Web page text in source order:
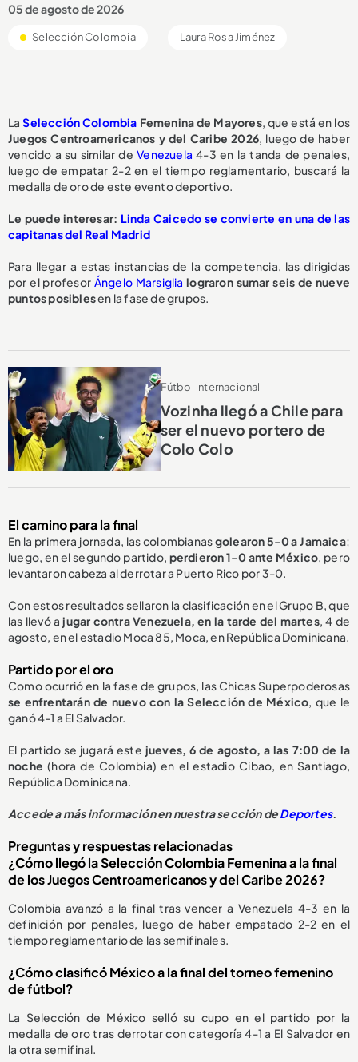
05 de agosto de 2026
Selección Colombia Laura Rosa Jiménez
LaSelección Colombia Femenina de Mayores, que está en los
Juegos Centroamericanos y del Caribe 2026, luego de haber
vencido a su similar deVenezuela 4-3 en la tanda de penales,
luego de empatar 2-2 en el tiempo reglamentario, buscará la
medalla de oro de este evento deportivo.
Le puede interesar: Linda Caicedo se convierte en una de las
capitanas del Real Madrid
Para llegar a estas instancias de la competencia, las dirigidas
por el profesor Ángelo Marsiglia lograron sumar seis de nueve
puntos posiblesen la fase de grupos.
Fútbol internacional
Vozinha llegó a Chile para
ser el nuevo portero de
Colo Colo
El camino para la final
En la primera jornada, las colombianasgolearon 5-0 a Jamaica;
luego, en el segundo partido, perdieron 1-0 ante México, pero
levantaron cabeza al derrotar a Puerto Rico por 3-0.
Con estos resultados sellaron la clasificación en el Grupo B, que
las llevó ajugar contra Venezuela, en la tarde del martes, 4 de
agosto, en el estadio Moca 85, Moca, en República Dominicana.
Partido por el oro
Como ocurrió en la fase de grupos, las Chicas Superpoderosas
se enfrentarán de nuevo con la Selección de México, que le
ganó 4-1 a El Salvador.
El partido se jugará este jueves, 6 de agosto, a las 7:00 de la
noche (hora de Colombia) en el estadio Cibao, en Santiago,
República Dominicana.
Accede a más información en nuestra sección deDeportes.
Preguntas y respuestas relacionadas
¿Cómo llegó la Selección Colombia Femenina a la final
de los Juegos Centroamericanos y del Caribe 2026?
Colombia avanzó a la final tras vencer a Venezuela 4-3 en la
definición por penales, luego de haber empatado 2-2 en el
tiempo reglamentario de las semifinales.
¿Cómo clasificó México a la final del torneo femenino
de fútbol?
La Selección de México selló su cupo en el partido por la
medalla de oro tras derrotar con categoría 4-1 a El Salvador en
la otra semifinal.